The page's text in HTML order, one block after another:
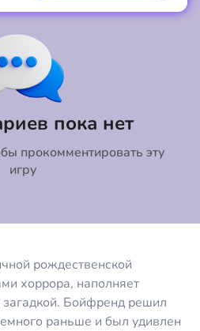
рождественской
хоррора, наполняет
Бойфренд решил
раньше и был удивлен
пока нет
прокомментировать эту
игру
Коментировать